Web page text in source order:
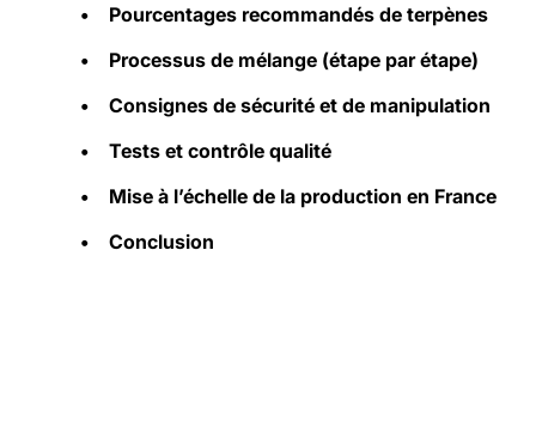
•
Pourcentages recommandés de terpènes
•
Processus de mélange (étape par étape)
•
Consignes de sécurité et de manipulation
•
Tests et contrôle qualité
•
Mise à l’échelle de la production en France
•
Conclusion